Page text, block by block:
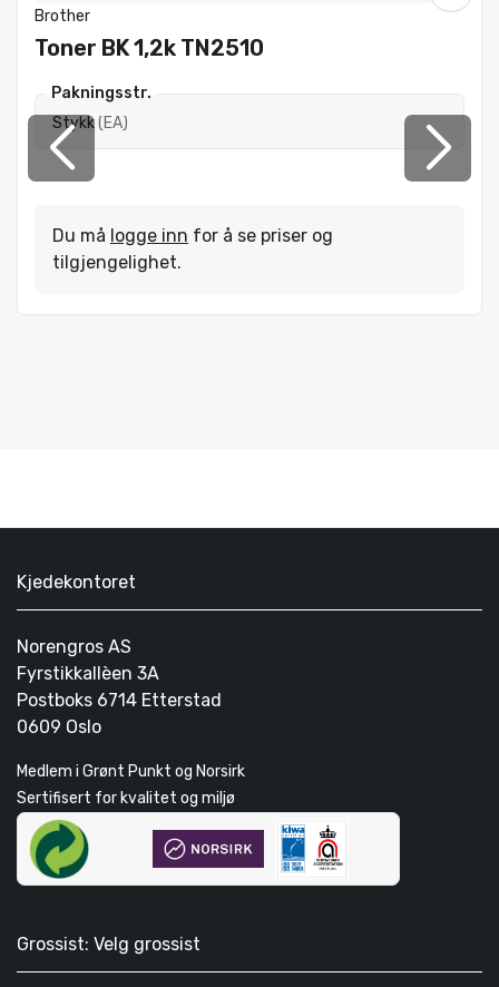
Brother
Toner BK 1,2k TN2510
Pakningsstr.
Stykk(EA)
Du må logge inn for å se priser og
tilgjengelighet.
Kjedekontoret
Norengros AS
Fyrstikkallèen 3A
Postboks 6714 Etterstad
0609 Oslo
Medlem i Grønt Punkt og Norsirk
Sertifisert for kvalitet og miljø
Grossist: Velg grossist